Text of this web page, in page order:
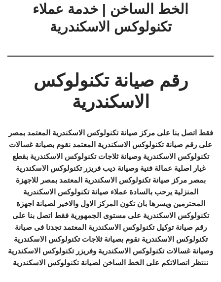
الخط الساخن | خدمة عملاء
تكنولوكس الاسكندرية
رقم صيانة تكنولوكس
الاسكندرية
فقط اتصل بنا على مركز صيانة تكنولوكس الاسكندرية المعتمد بمصر
على رقم صيانة تكنولوكس الاسكندرية المعتمد نقوم بصيانة غسالات
تكنولوكس الاسكندرية وصيانة ثلاجات تكنولوكس الاسكندرية بقطع
غيار اصلية عمالة فنية وصيانة ديب فريزر تكنولوكس الاسكندرية
بمصر مركز صيانة تكنولوكس الاسكندرية المعتمد بمصر للاجهزة
المنزلية يرحب بالسادة عملاء صيانة تكنولوكس الاسكندرية
المحترمين ويسرها بان تكون المركز الاول والاخير لصيانة اجهزة
تكنولوكس الاسكندرية على مستوى الجمهورية فقط اتصل بنا على
رقم صيانة توكيل تكنولوكس الاسكندرية المعتمد تجدنا فى صيانة
تكنولوكس الاسكندرية نقوم بصيانة ثلاجات تكنولوكس الاسكندرية
وصيانة غسالات تكنولوكس الاسكندرية وفريزر تكنولوكس الاسكندرية
ننتظر اتصالاتكم على الخط الساخن لصيانة تكنولوكس الاسكندرية